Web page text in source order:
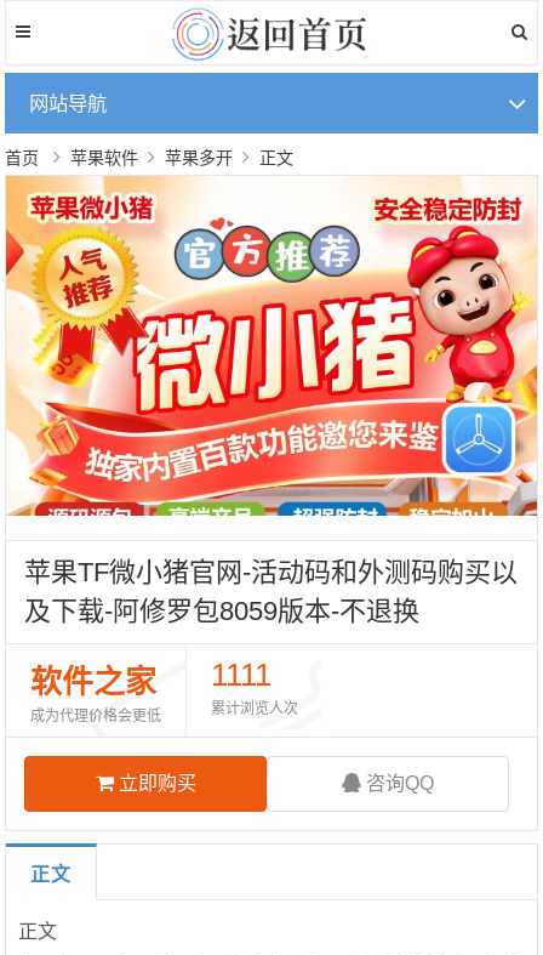
网站导航
首页 苹果软件 苹果多开 正文
苹果TF微小猪官网-活动码和外测码购买以
及下载-阿修罗包8059版本-不退换
软件之家
成为代理价格会更低
1111
累计浏览人次
立即购买 咨询QQ
正文
正文